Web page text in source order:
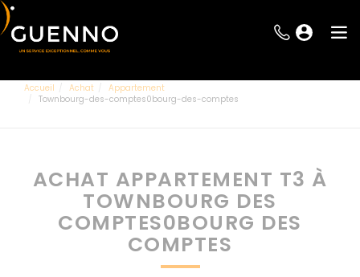
Accueil Achat
Appartement
Townbourg-des-comptes0bourg-des-comptes
ACHAT APPARTEMENT T3 À
TOWNBOURG DES
COMPTES0BOURG DES
COMPTES